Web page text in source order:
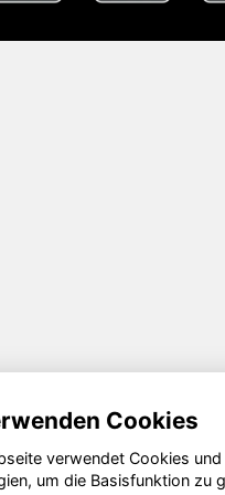
Cookies
verwendet Cookies
um die Basisfunktion zu